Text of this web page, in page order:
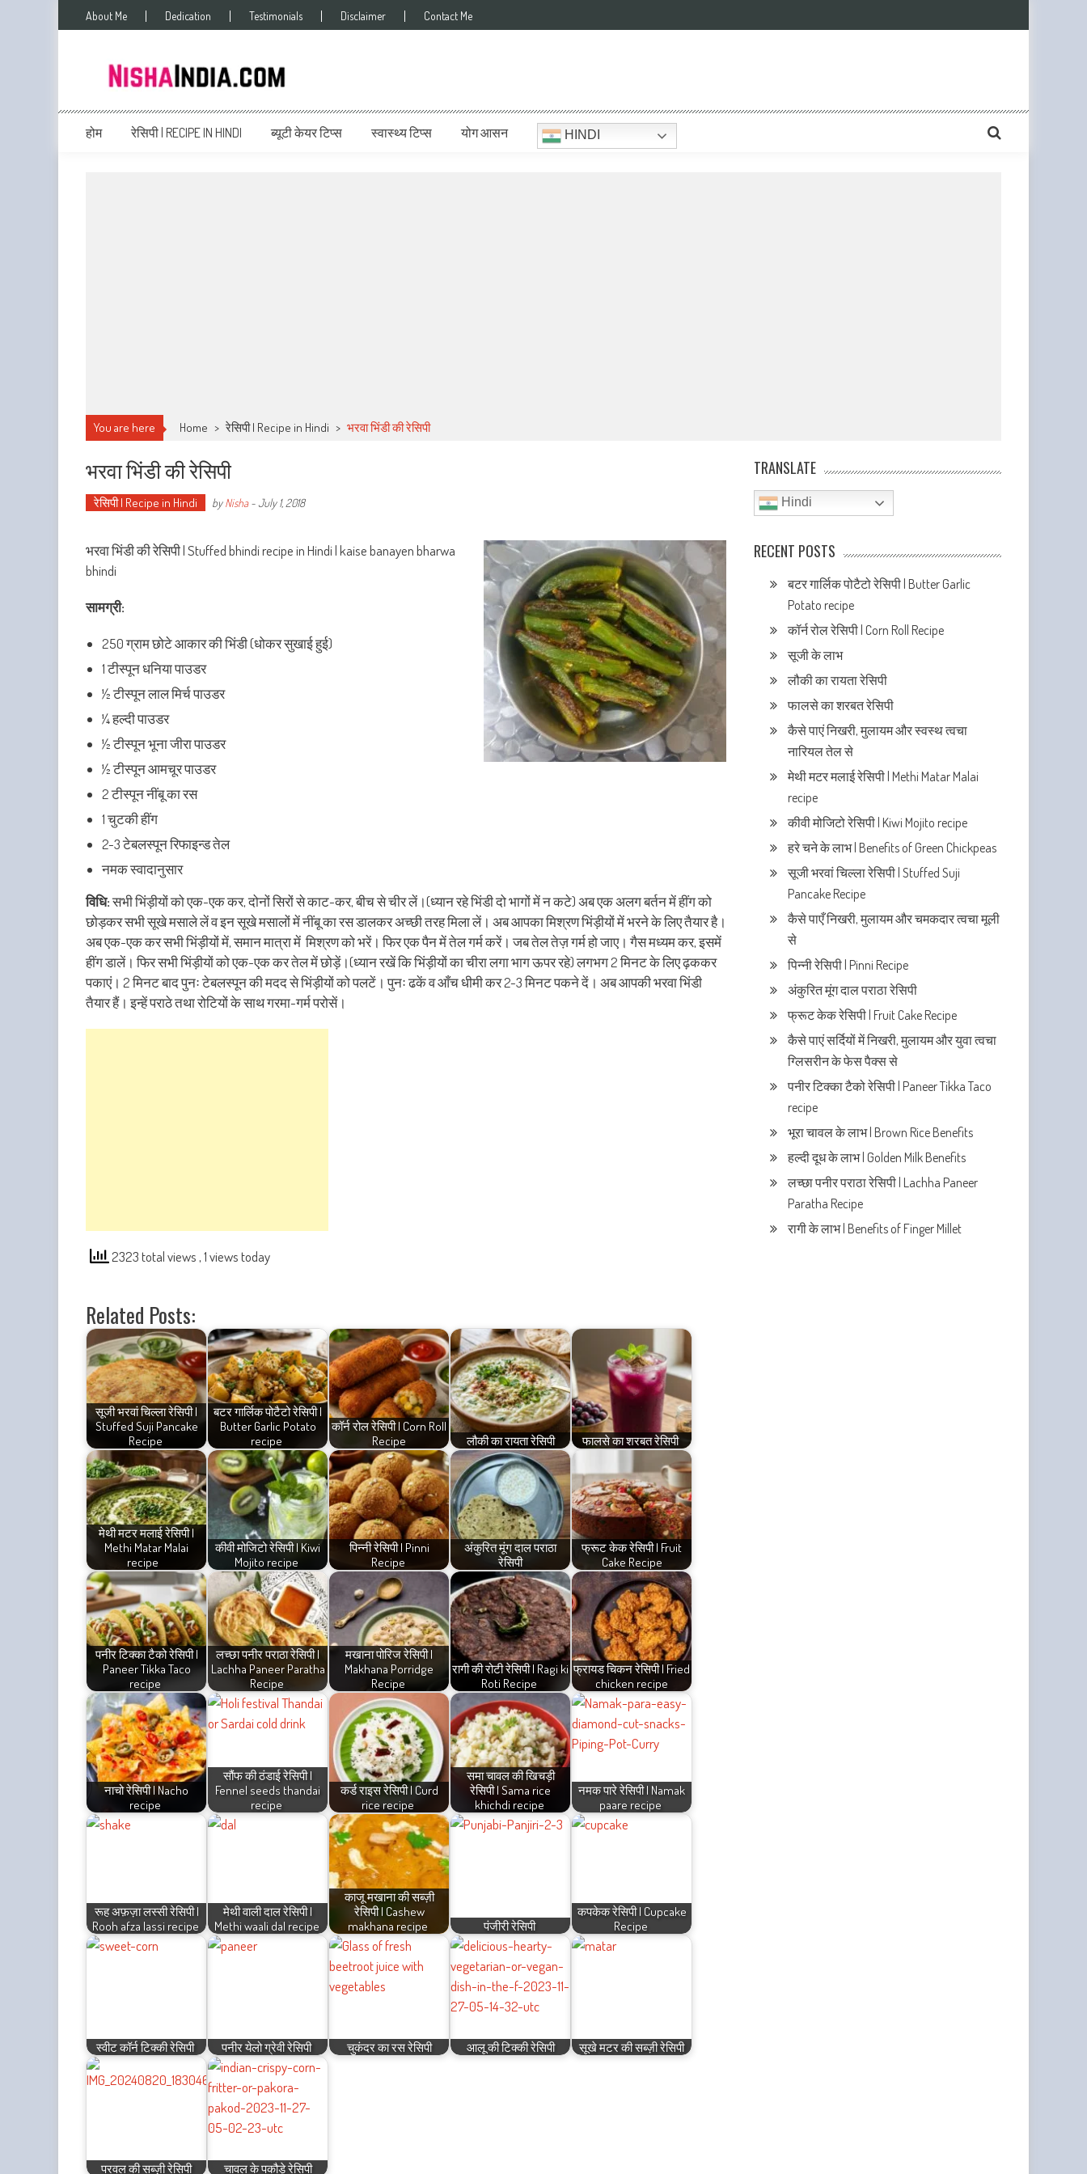
About Me Dedication Testimonials Disclaimer Contact Me
Nishaindia.com
Indian Recipes | Indian Cookery | Vegetarian Recipes
होम रेसिपी | RECIPE IN HINDI ब्यूटी केयर टिप्स स्वास्थ्य टिप्स योग आसन HINDI
You are here Home > रेसिपी | Recipe in Hindi > भरवा भिंडी की रेसिपी
भरवा भिंडी की रेसिपी
रेसिपी | Recipe in Hindi byNisha-July 1, 2018
भरवा भिंडी की रेसिपी | Stuffed bhindi recipe in Hindi | kaise banayen bharwa
bhindi
सामग्री:
250 ग्राम छोटे आकार की भिंडी (धोकर सुखाई हुई)
1 टीस्पून धनिया पाउडर
½ टीस्पून लाल मिर्च पाउडर
¼ हल्दी पाउडर
½ टीस्पून भूना जीरा पाउडर
½ टीस्पून आमचूर पाउडर
2 टीस्पून नींबू का रस
1 चुटकी हींग
2-3 टेबलस्पून रिफाइन्ड तेल
नमक स्वादानुसार
विधि:सभी भिंड़ीयों को एक-एक कर, दोनों सिरों से काट-कर, बीच से चीर लें।(ध्यान रहे भिंडी दो भागों में न कटे) अब एक अलग बर्तन में हींग को
छोड़कर सभी सूखे मसाले लें व इन सूखे मसालों में नींबू का रस डालकर अच्छी तरह मिला लें। अब आपका मिश्रण भिंड़ीयों में भरने के लिए तैयार है।
अब एक-एक कर सभी भिंड़ीयों में, समान मात्रा में मिश्रण को भरें। फिर एक पैन में तेल गर्म करें। जब तेल तेज़ गर्म हो जाए। गैस मध्यम कर, इसमें
हींग डालें। फिर सभी भिंड़ीयों को एक-एक कर तेल में छोड़ें।(ध्यान रखें कि भिंड़ीयों का चीरा लगा भाग ऊपर रहे) लगभग 2 मिनट के लिए ढ़ककर
पकाएं। 2 मिनट बाद पुनः टेबलस्पून की मदद से भिंड़ीयों को पलटें। पुनः ढकें व आँच धीमी कर 2-3 मिनट पकने दें। अब आपकी भरवा भिंडी
तैयार हैं। इन्हें पराठे तथा रोटियों के साथ गरमा-गर्म परोसें।
2323 total views, 1 views today
Related Posts:
सूजी भरवां चिल्ला रेसिपी |
Stuffed Suji Pancake
Recipe
बटर गार्लिक पोटैटो रेसिपी |
Butter Garlic Potato
recipe
कॉर्न रोल रेसिपी | Corn Roll
Recipe
लौकी का रायता रेसिपी फालसे का शरबत रेसिपी
मेथी मटर मलाई रेसिपी |
Methi Matar Malai
recipe
कीवी मोजिटो रेसिपी | Kiwi
Mojito recipe
पिन्नी रेसिपी | Pinni
Recipe
अंकुरित मूंग दाल पराठा
रेसिपी
फ्रूट केक रेसिपी | Fruit
Cake Recipe
पनीर टिक्का टैको रेसिपी |
Paneer Tikka Taco
recipe
लच्छा पनीर पराठा रेसिपी |
Lachha Paneer Paratha
Recipe
मखाना पोरिज रेसिपी |
Makhana Porridge
Recipe
रागी की रोटी रेसिपी | Ragi ki
Roti Recipe
फ्रायड चिकन रेसिपी | Fried
chicken recipe
नाचो रेसिपी | Nacho
recipe
सौंफ की ठंडाई रेसिपी |
Fennel seeds thandai
recipe
कर्ड राइस रेसिपी | Curd
rice recipe
समा चावल की खिचड़ी
रेसिपी | Sama rice
khichdi recipe
नमक पारे रेसिपी | Namak
paare recipe
रूह अफ़ज़ा लस्सी रेसिपी |
Rooh afza lassi recipe
मेथी वाली दाल रेसिपी |
Methi waali dal recipe
काजू मखाना की सब्ज़ी
रेसिपी | Cashew
makhana recipe
पंजीरी रेसिपी
कपकेक रेसिपी | Cupcake
Recipe
स्वीट कॉर्न टिक्की रेसिपी पनीर येलो ग्रेवी रेसिपी चुकंदर का रस रेसिपी आलू की टिक्की रेसिपी सूखे मटर की सब्ज़ी रेसिपी
परवल की सब्ज़ी रेसिपी चावल के पकौड़े रेसिपी
TRANSLATE
Hindi
RECENT POSTS
बटर गार्लिक पोटैटो रेसिपी | Butter Garlic
Potato recipe
कॉर्न रोल रेसिपी | Corn Roll Recipe
सूजी के लाभ
लौकी का रायता रेसिपी
फालसे का शरबत रेसिपी
कैसे पाएं निखरी, मुलायम और स्वस्थ त्वचा
नारियल तेल से
मेथी मटर मलाई रेसिपी | Methi Matar Malai
recipe
कीवी मोजिटो रेसिपी | Kiwi Mojito recipe
हरे चने के लाभ | Benefits of Green Chickpeas
सूजी भरवां चिल्ला रेसिपी | Stuffed Suji
Pancake Recipe
कैसे पाएँ निखरी, मुलायम और चमकदार त्वचा मूली
से
पिन्नी रेसिपी | Pinni Recipe
अंकुरित मूंग दाल पराठा रेसिपी
फ्रूट केक रेसिपी | Fruit Cake Recipe
कैसे पाएं सर्दियों में निखरी, मुलायम और युवा त्वचा
ग्लिसरीन के फेस पैक्स से
पनीर टिक्का टैको रेसिपी | Paneer Tikka Taco
recipe
भूरा चावल के लाभ | Brown Rice Benefits
हल्दी दूध के लाभ | Golden Milk Benefits
लच्छा पनीर पराठा रेसिपी | Lachha Paneer
Paratha Recipe
रागी के लाभ | Benefits of Finger Millet